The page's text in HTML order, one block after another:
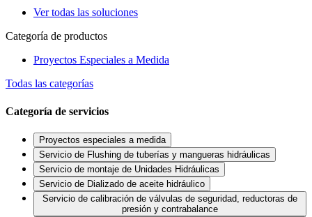
Ver todas las soluciones
Categoría de productos
Proyectos Especiales a Medida
Todas las categorías
Categoría de servicios
Proyectos especiales a medida
Servicio de Flushing de tuberías y mangueras hidráulicas
Servicio de montaje de Unidades Hidráulicas
Servicio de Dializado de aceite hidráulico
Servicio de calibración de válvulas de seguridad, reductoras de
presión y contrabalance